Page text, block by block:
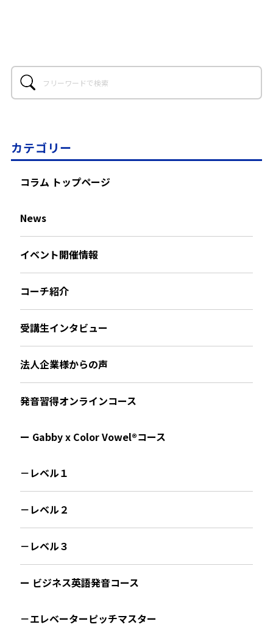
カテゴリー
コラム トップページ
News
イベント開催情報
コーチ紹介
受講生インタビュー
法人企業様からの声
発音習得オンラインコース
ー Gabby x Color Vowel®︎コース
－レベル１
－レベル２
－レベル３
ー ビジネス英語発音コース
－エレベーターピッチマスター